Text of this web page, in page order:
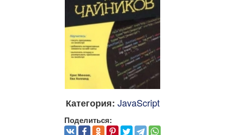
Категория: JavaScript
Поделиться: